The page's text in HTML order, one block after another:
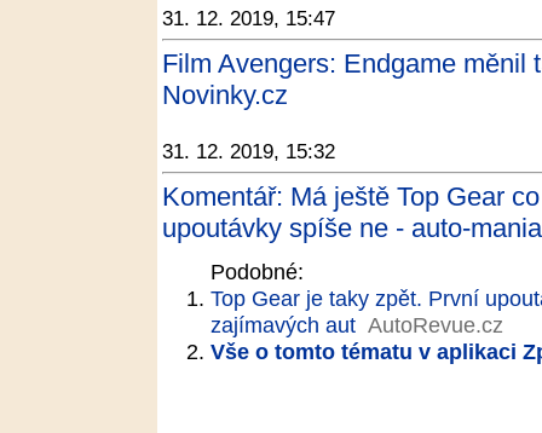
31. 12. 2019, 15:47
Film Avengers: Endgame
Novinky.cz
31. 12. 2019, 15:32
Komentář: Má ještě Top Gear
upoutávky spíše ne - auto-
Podobné:
Top Gear je taky zpět. První
zajímavých aut AutoRevue.cz
Vše o tomto tématu v aplikaci